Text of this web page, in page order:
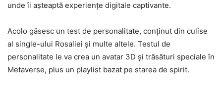
unde îi aşteaptă experienţe digitale captivante.
Acolo găsesc un test de personalitate, conţinut din culise
al single-ului Rosaliei şi multe altele. Testul de
personalitate le va crea un avatar 3D şi trăsături speciale în
Metaverse, plus un playlist bazat pe starea de spirit.